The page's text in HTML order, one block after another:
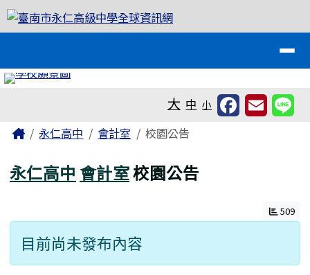
跳至主內容區
臺南市永仁高級中學全球資訊網
大 中 小
主內容區域
Home永仁高中 會計室 校園公告
永仁高中 會計室校園公告
509
目前尚未發布內容
頁尾區域